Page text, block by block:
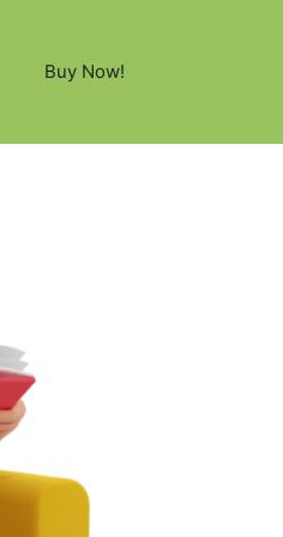
Buy Now!